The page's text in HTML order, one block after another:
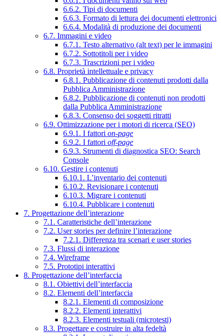
6.6.2. Tipi di documenti
6.6.3. Formato di lettura dei documenti elettronici
6.6.4. Modalità di produzione dei documenti
6.7. Immagini e video
6.7.1. Testo alternativo (alt text) per le immagini
6.7.2. Sottotitoli per i video
6.7.3. Trascrizioni per i video
6.8. Proprietà intellettuale e privacy
6.8.1. Pubblicazione di contenuti prodotti dalla
Pubblica Amministrazione
6.8.2. Pubblicazione di contenuti non prodotti
dalla Pubblica Amministrazione
6.8.3. Consenso dei soggetti ritratti
6.9. Ottimizzazione per i motori di ricerca (SEO)
6.9.1. I fattori on-page
6.9.2. I fattori off-page
6.9.3. Strumenti di diagnostica SEO: Search
Console
6.10. Gestire i contenuti
6.10.1. L’inventario dei contenuti
6.10.2. Revisionare i contenuti
6.10.3. Migrare i contenuti
6.10.4. Pubblicare i contenuti
7. Progettazione dell’interazione
7.1. Caratteristiche dell’interazione
7.2. User stories per definire l’interazione
7.2.1. Differenza tra scenari e user stories
7.3. Flussi di interazione
7.4. Wireframe
7.5. Prototipi interattivi
8. Progettazione dell’interfaccia
8.1. Obiettivi dell’interfaccia
8.2. Elementi dell’interfaccia
8.2.1. Elementi di composizione
8.2.2. Elementi interattivi
8.2.3. Elementi testuali (microtesti)
8.3. Progettare e costruire in alta fedeltà